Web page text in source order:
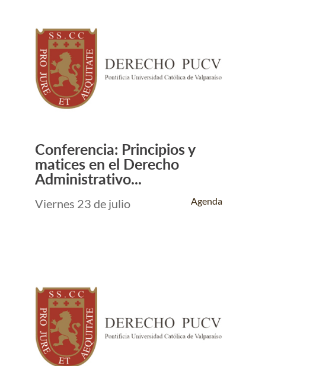
Leer Más +
Conferencia: Principios y
matices en el Derecho
Administrativo...
Viernes 23 de julio Agenda